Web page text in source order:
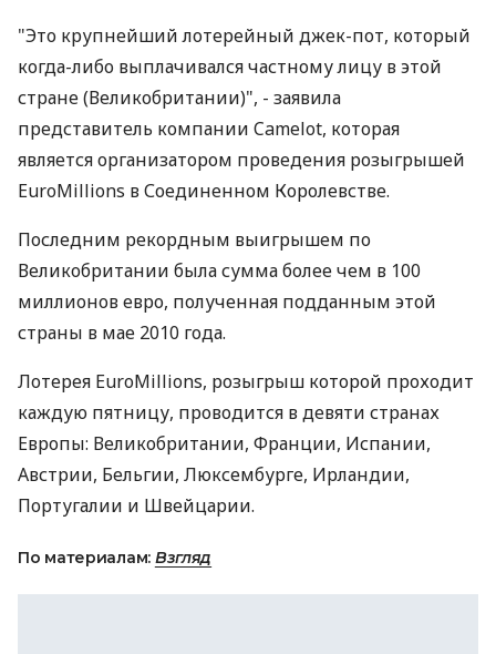
"Это крупнейший лотерейный джек-пот, который
когда-либо выплачивался частному лицу в этой
стране (Великобритании)", - заявила
представитель компании Camelot, которая
является организатором проведения розыгрышей
EuroMillions в Соединенном Королевстве.
Последним рекордным выигрышем по
Великобритании была сумма более чем в 100
миллионов евро, полученная подданным этой
страны в мае 2010 года.
Лотерея EuroMillions, розыгрыш которой проходит
каждую пятницу, проводится в девяти странах
Европы: Великобритании, Франции, Испании,
Австрии, Бельгии, Люксембурге, Ирландии,
Португалии и Швейцарии.
По материалам: Взгляд